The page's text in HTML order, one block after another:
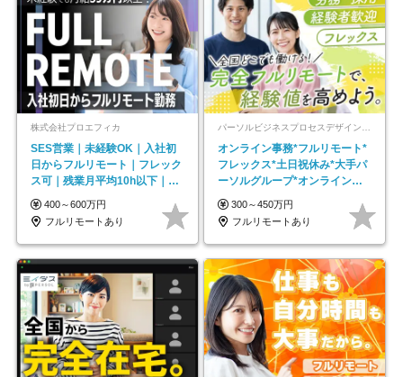
株式会社プロエフィカ
SES営業｜未経験OK｜入社初
日からフルリモート｜フレック
ス可｜残業月平均10h以下｜事
業立ち上げメンバー
400～600万円
フルリモートあり
パーソルビジネスプロセスデザイン株式会社 事業開発本部
オンライン事務*フルリモート*
フレックス*土日祝休み*大手パ
ーソルグループ*オンライン面
接*30～40代活躍中
300～450万円
フルリモートあり